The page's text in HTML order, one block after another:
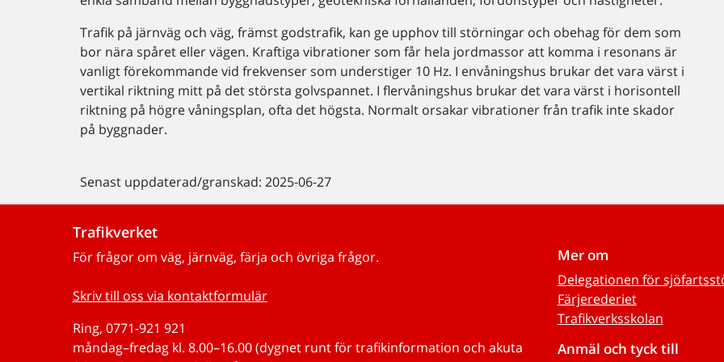
Trafik på järnväg och väg, främst godstrafik, kan ge upphov till störningar och obehag för dem som
bor nära spåret eller vägen. Kraftiga vibrationer som får hela jordmassor att komma i resonans är
vanligt förekommande vid frekvenser som understiger 10 Hz. I envåningshus brukar det vara värst i
vertikal riktning mitt på det största golvspannet. I flervåningshus brukar det vara värst i horisontell
riktning på högre våningsplan, ofta det högsta. Normalt orsakar vibrationer från trafik inte skador
på byggnader.
Senast uppdaterad/granskad: 2025-06-27
Trafikverket
För frågor om väg, järnväg, färja och övriga frågor.
Skriv till oss via kontaktformulär
Ring, 0771-921 921
måndag–fredag kl. 8.00–16.00 (dygnet runt för trafikinformation och akuta
Mer om
Delegationen för
Färjerederiet
Trafikverksskolan
Anmäl och tyck till